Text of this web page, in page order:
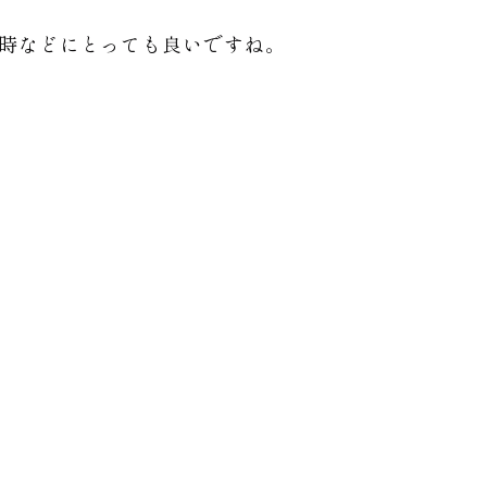
どにとっても良いですね。